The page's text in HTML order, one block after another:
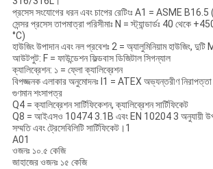
প্রসেস সংযোগের ধরন এবং চাপের রেটিংঃ A1 = ASME
সেন্সর প্রসেস তাপমাত্রা পরিসীমাঃ N = স্ট্যান্ডার্ডঃ 40 থেকে
°C)
হাউজিং উপাদান এবং নল প্রবেশঃ 2 = অ্যালুমিনিয়াম হাউজিং,
আউটপুট: F = ফাউন্ডেশন ফিল্ডবাস ডিজিটাল সিগন্যাল
ক্যালিব্রেশন: ১ = ফ্লো ক্যালিব্রেশন
বিপজ্জনক এলাকার অনুমোদনঃ I1 = ATEX অভ্যন্তরীণ নিরাপত্তা
গুণমান শংসাপত্র
Q4 = ক্যালিব্রেশন সার্টিফিকেশন, ক্যালিব্রেশন সার্টিফিকেট
Q8 = আইএসও 10474 3.1B এবং EN 10204 3 অনুযায়ী
সম্মতি এবং ট্রেসেবিলিটি সার্টিফিকেট।1
A01
ওজনঃ ১০.৫ কেজি
জাহাজের ওজনঃ ১৫ কেজি